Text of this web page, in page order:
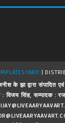
|
के झा द्वारा संपादित
: विजय सिंह, सम्पादक :